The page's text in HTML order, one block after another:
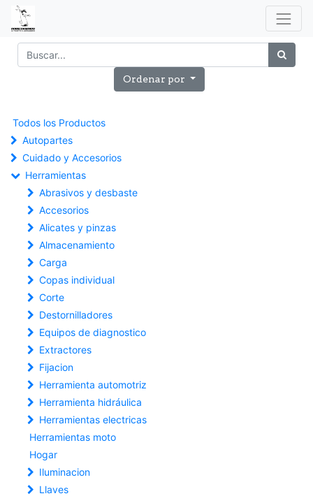
Ordenar por
Todos los Productos
Autopartes
Cuidado y Accesorios
Herramientas
Abrasivos y desbaste
Accesorios
Alicates y pinzas
Almacenamiento
Carga
Copas individual
Corte
Destornilladores
Equipos de diagnostico
Extractores
Fijacion
Herramienta automotriz
Herramienta hidráulica
Herramientas electricas
Herramientas moto
Hogar
Iluminacion
Llaves